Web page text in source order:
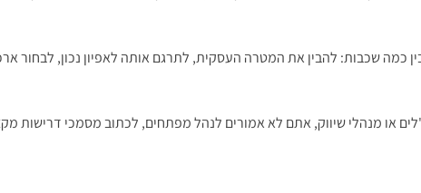
שכבות: להבין את המטרה העסקית, לתרגם אותה לאפיון נכון, לבחור
או מנהלי שיווק, אתם לא אמורים לנהל מפתחים, לכתוב מסמכי דרישות